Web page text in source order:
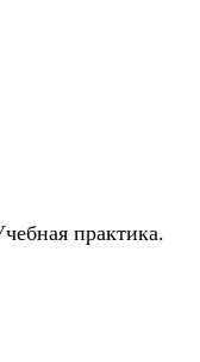
практика.